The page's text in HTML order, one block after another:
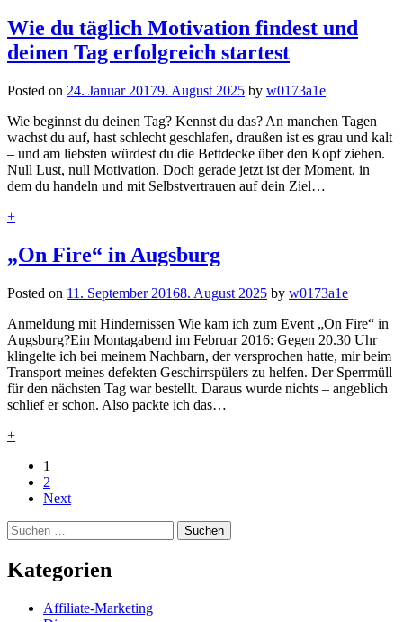
Wie du täglich Motivation findest und
deinen Tag erfolgreich startest
Posted on 24. Januar 20179. August 2025 by w0173a1e
Wie beginnst du deinen Tag? Kennst du das? An manchen Tagen
wachst du auf, hast schlecht geschlafen, draußen ist es grau und kalt
– und am liebsten würdest du die Bettdecke über den Kopf ziehen.
Null Lust, null Motivation. Doch gerade jetzt ist der Moment, in
dem du handeln und mit Selbstvertrauen auf dein Ziel…
+
„On Fire“ in Augsburg
Posted on 11. September 20168. August 2025 by w0173a1e
Anmeldung mit Hindernissen Wie kam ich zum Event „On Fire“ in
Augsburg?Ein Montagabend im Februar 2016: Gegen 20.30 Uhr
klingelte ich bei meinem Nachbarn, der versprochen hatte, mir beim
Transport meines defekten Geschirrspülers zu helfen. Der Sperrmüll
für den nächsten Tag war bestellt. Daraus wurde nichts – angeblich
schlief er schon. Also packte ich das…
+
1
2
Next
Suchen
nach:
Kategorien
Affiliate-Marketing